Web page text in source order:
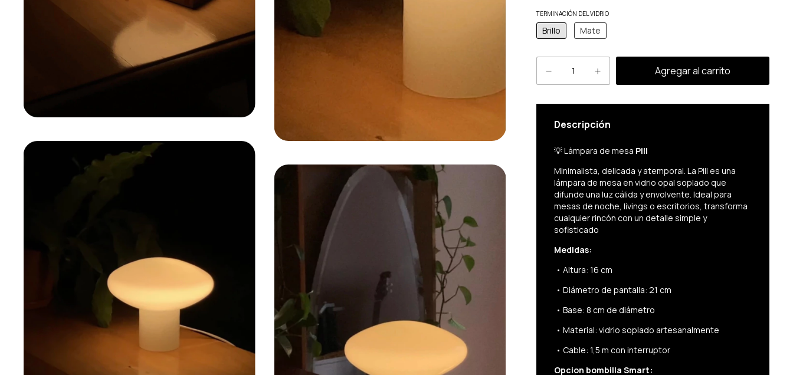
TERMINACIÓN DEL VIDRIO
Brillo Mate
Descripción
💡 Lámpara de mesa Pill
Minimalista, delicada y atemporal. La Pill es una
lámpara de mesa en vidrio opal soplado que
difunde una luz cálida y envolvente. Ideal para
mesas de noche, livings o escritorios, transforma
cualquier rincón con un detalle simple y
sofisticado
Medidas:
• Altura: 16 cm
• Diámetro de pantalla: 21 cm
• Base: 8 cm de diámetro
• Material: vidrio soplado artesanalmente
• Cable: 1,5 m con interruptor
Opcion bombilla Smart: